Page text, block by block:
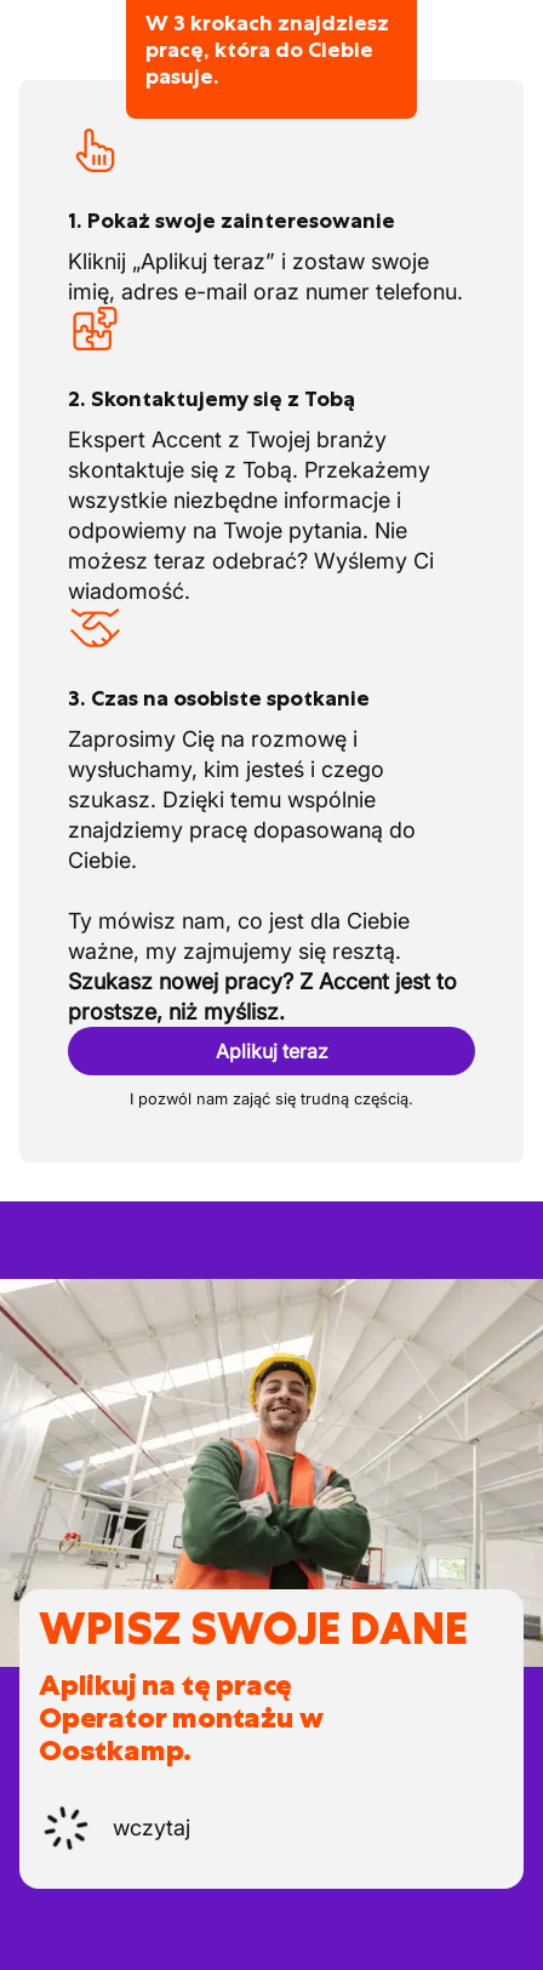
owoce w biurze, cotygodniowe
wskazówki dotyczące ruchu w skrzynce
pocztowej, zaplanowane trasy
spacerowe na przerwy obiadowe oraz
coroczny bezpłatny udział w strong
Coroczna aktywność zespołowa dla
całego zespołu, noworoczny toast, od
czasu do czasu food truck na parkingu,...
Praca w środowisku wolnym od korków
W 3 krokach znajdziesz
pracę, która do Ciebie
pasuje.
1. Pokaż swoje zainteresowanie
Kliknij „Aplikuj teraz” i zostaw swoje
imię, adres e-mail oraz numer telefonu.
2. Skontaktujemy się z Tobą
Ekspert Accent z Twojej branży
skontaktuje się z Tobą. Przekażemy
wszystkie niezbędne informacje i
odpowiemy na Twoje pytania. Nie
możesz teraz odebrać? Wyślemy Ci
wiadomość.
3. Czas na osobiste spotkanie
Zaprosimy Cię na rozmowę i
wysłuchamy, kim jesteś i czego
szukasz. Dzięki temu wspólnie
znajdziemy pracę dopasowaną do
Ciebie.
Ty mówisz nam, co jest dla Ciebie
Szukasz nowej pracy? Z Accent jest to
prostsze, niż myślisz.
Aplikuj teraz
I pozwól nam zająć się trudną częścią.
WPISZ SWOJE DANE
Aplikuj na tę pracę
Operator montażu w
Oostkamp.
wczytaj